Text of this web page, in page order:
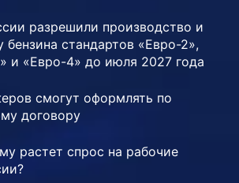
разрешили производство и
бензина стандартов «Евро-2»,
и «Евро-4» до июля 2027 года
смогут оформлять по
договору
растет спрос на рабочие